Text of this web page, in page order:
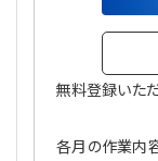
【連載】公益法
【連載】テーマ
【連載】悩みと
無料登録いた
各月の作業内